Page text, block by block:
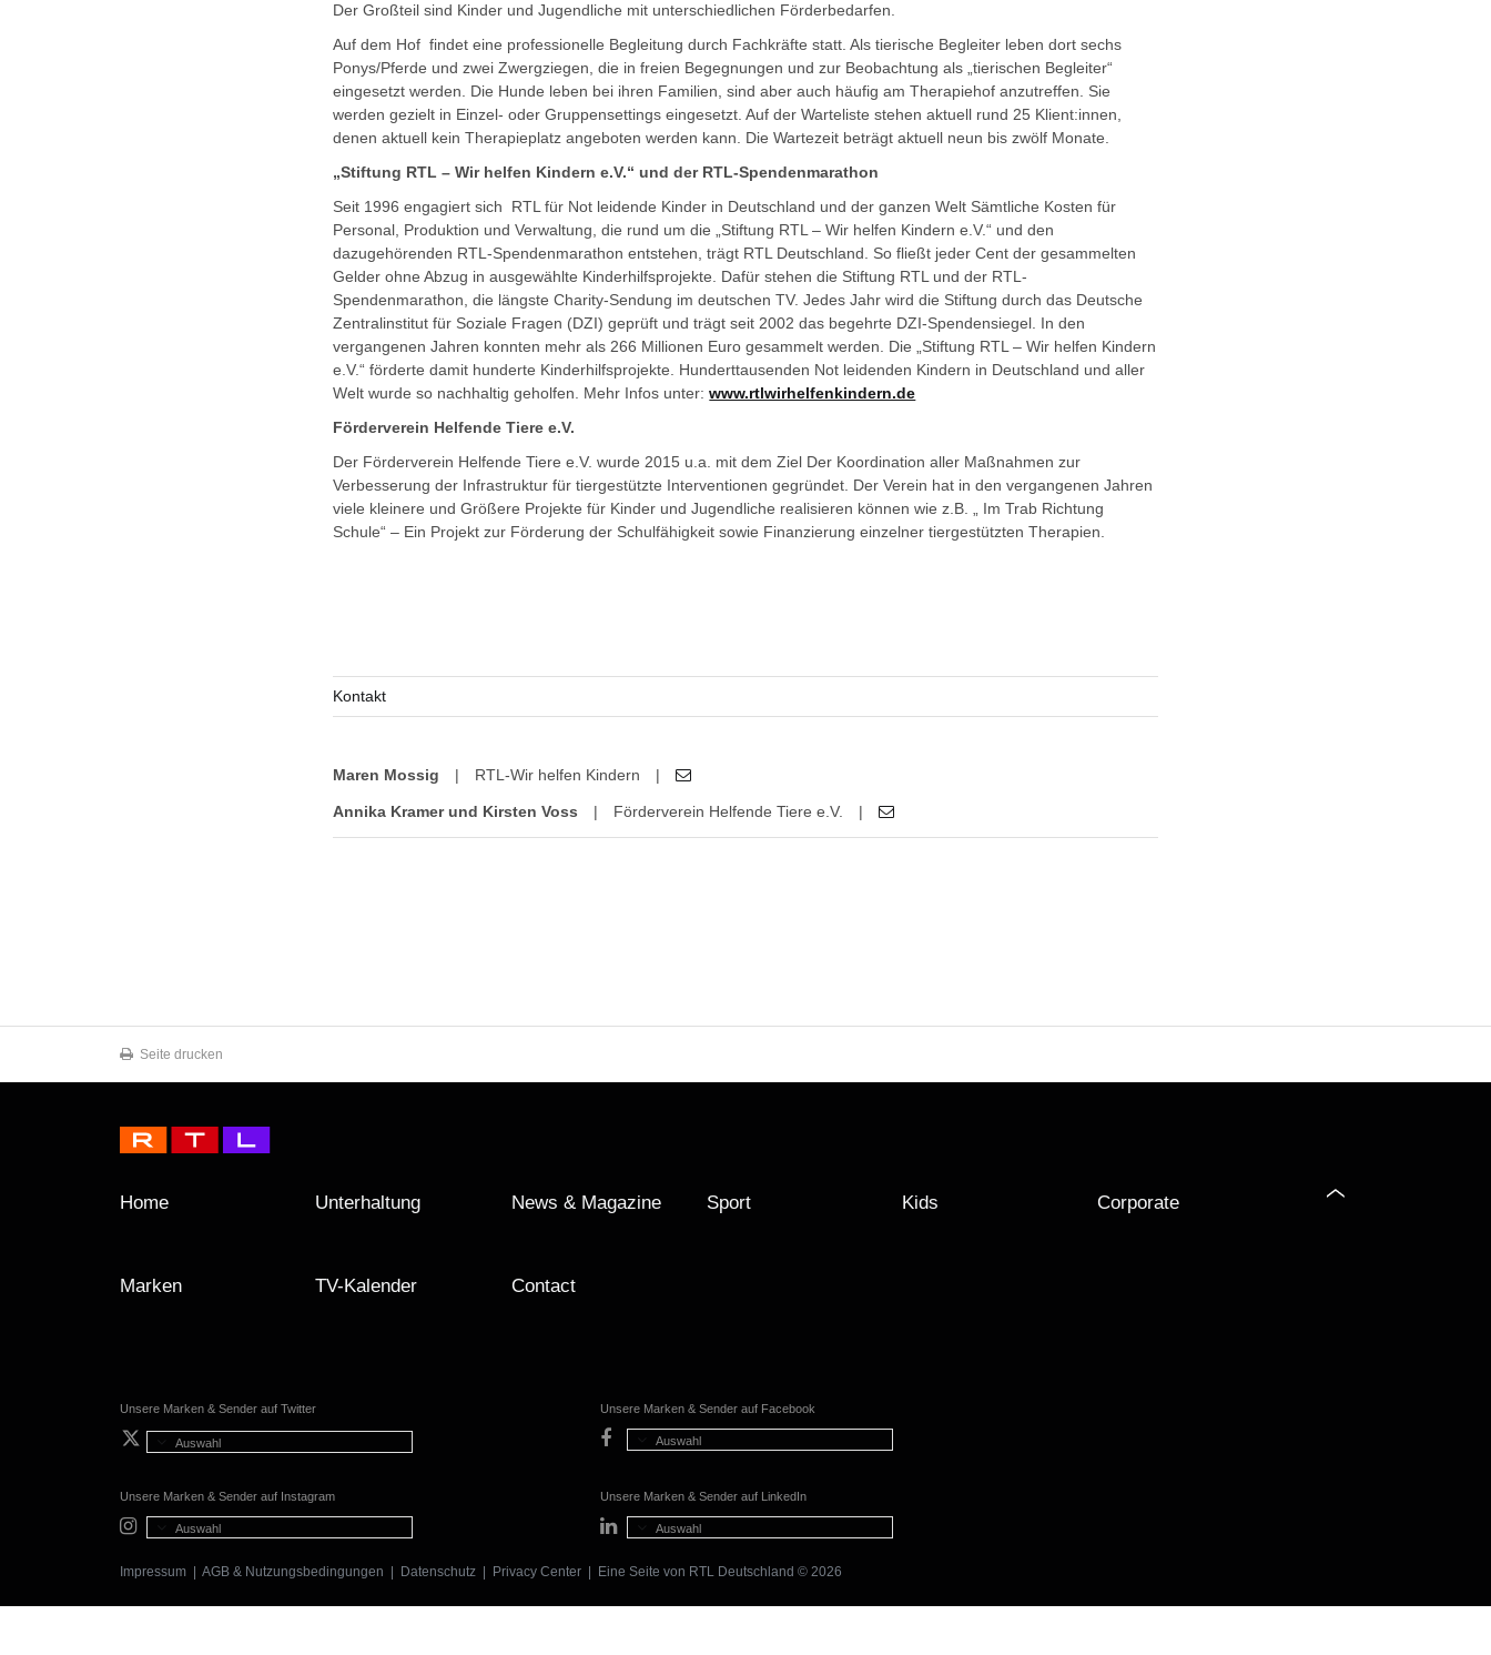
Der Großteil sind Kinder und Jugendliche mit unterschiedlichen Förderbedarfen.
Auf dem Hof findet eine professionelle Begleitung durch Fachkräfte statt. Als tierische Begleiter leben dort sechs
Ponys/Pferde und zwei Zwergziegen, die in freien Begegnungen und zur Beobachtung als „tierischen Begleiter“
eingesetzt werden. Die Hunde leben bei ihren Familien, sind aber auch häufig am Therapiehof anzutreffen. Sie
werden gezielt in Einzel- oder Gruppensettings eingesetzt. Auf der Warteliste stehen aktuell rund 25 Klient:innen,
denen aktuell kein Therapieplatz angeboten werden kann. Die Wartezeit beträgt aktuell neun bis zwölf Monate.
„Stiftung RTL – Wir helfen Kindern e.V.“ und der RTL-Spendenmarathon
Seit 1996 engagiert sich RTL für Not leidende Kinder in Deutschland und der ganzen Welt Sämtliche Kosten für
Personal, Produktion und Verwaltung, die rund um die „Stiftung RTL – Wir helfen Kindern e.V.“ und den
dazugehörenden RTL-Spendenmarathon entstehen, trägt RTL Deutschland. So fließt jeder Cent der gesammelten
Gelder ohne Abzug in ausgewählte Kinderhilfsprojekte. Dafür stehen die Stiftung RTL und der RTL-
Spendenmarathon, die längste Charity-Sendung im deutschen TV. Jedes Jahr wird die Stiftung durch das Deutsche
Zentralinstitut für Soziale Fragen (DZI) geprüft und trägt seit 2002 das begehrte DZI-Spendensiegel. In den
vergangenen Jahren konnten mehr als 266 Millionen Euro gesammelt werden. Die „Stiftung RTL – Wir helfen Kindern
e.V.“ förderte damit hunderte Kinderhilfsprojekte. Hunderttausenden Not leidenden Kindern in Deutschland und aller
Welt wurde so nachhaltig geholfen. Mehr Infos unter:www.rtlwirhelfenkindern.de
Förderverein Helfende Tiere e.V.
Der Förderverein Helfende Tiere e.V. wurde 2015 u.a. mit dem Ziel Der Koordination aller Maßnahmen zur
Verbesserung der Infrastruktur für tiergestützte Interventionen gegründet. Der Verein hat in den vergangenen Jahren
viele kleinere und Größere Projekte für Kinder und Jugendliche realisieren können wie z.B. „ Im Trab Richtung
Schule“ – Ein Projekt zur Förderung der Schulfähigkeit sowie Finanzierung einzelner tiergestützten Therapien.
Kontakt
Maren Mossig | RTL-Wir helfen Kindern |
Annika Kramer und Kirsten Voss | Förderverein Helfende Tiere e.V. |
Seite drucken
Home Unterhaltung News & Magazine Sport Kids Corporate
Marken TV-Kalender Contact
Unsere Marken & Sender auf Twitter
Auswahl
Unsere Marken & Sender auf Facebook
Auswahl
Unsere Marken & Sender auf Instagram
Auswahl
Unsere Marken & Sender auf LinkedIn
Auswahl
Impressum AGB & Nutzungsbedingungen Datenschutz Privacy Center | Eine Seite von RTL Deutschland © 2026